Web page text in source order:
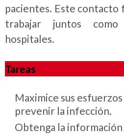
pacientes. Este contacto
trabajar juntos como
hospitales.
Tareas
Maximice sus
prevenir la infección.
Obtenga la información